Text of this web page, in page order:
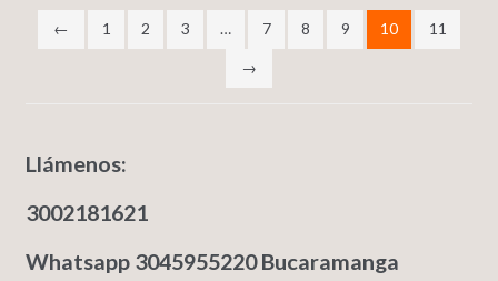
← 1 2 3 … 7 8 9 10 11
→
Llámenos:
3002181621
Whatsapp 3045955220 Bucaramanga